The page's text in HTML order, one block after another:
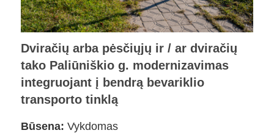
Dviračių arba pėsčiųjų ir / ar dviračių
tako Paliūniškio g. modernizavimas
integruojant į bendrą bevariklio
transporto tinklą
Būsena: Vykdomas